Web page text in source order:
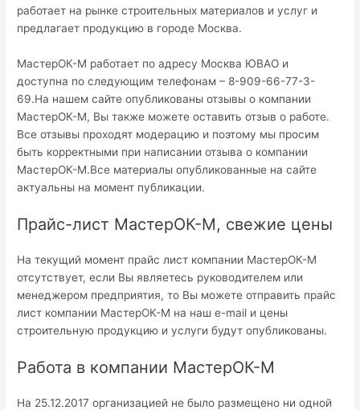
работает на рынке строительных материалов и услуг и
предлагает продукцию в городе Москва.
МастерОК-М работает по адресу Москва ЮВАО и
доступна по следующим телефонам – 8-909-66-77-3-
69.На нашем сайте опубликованы отзывы о компании
МастерОК-М, Вы также можете оставить отзыв о работе.
Все отзывы проходят модерацию и поэтому мы просим
быть корректными при написании отзыва о компании
МастерОК-М.Все материалы опубликованные на сайте
актуальны на момент публикации.
Прайс-лист МастерОК-М, свежие цены
На текущий момент прайс лист компании МастерОК-М
отсутствует, если Вы являетесь руководителем или
менеджером предприятия, то Вы можете отправить прайс
лист компании МастерОК-М на наш e-mail и цены
строительную продукцию и услуги будут опубликованы.
Работа в компании МастерОК-М
На 25.12.2017 организацией не было размещено ни одной